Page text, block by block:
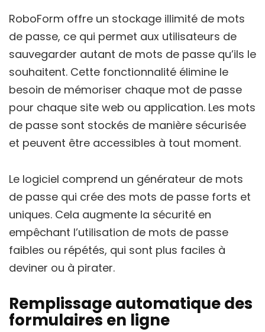
RoboForm offre un stockage illimité de mots
de passe, ce qui permet aux utilisateurs de
sauvegarder autant de mots de passe qu’ils le
souhaitent. Cette fonctionnalité élimine le
besoin de mémoriser chaque mot de passe
pour chaque site web ou application. Les mots
de passe sont stockés de manière sécurisée
et peuvent être accessibles à tout moment.
Le logiciel comprend un générateur de mots
de passe qui crée des mots de passe forts et
uniques. Cela augmente la sécurité en
empêchant l’utilisation de mots de passe
faibles ou répétés, qui sont plus faciles à
deviner ou à pirater.
Remplissage automatique des
formulaires en ligne